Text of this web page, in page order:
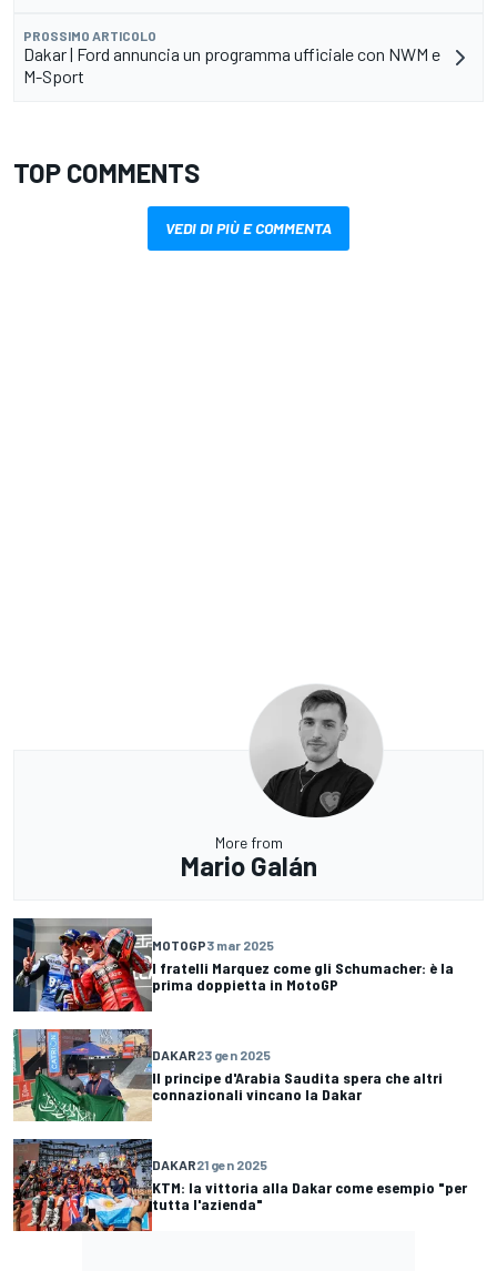
PROSSIMO ARTICOLO
Dakar | Ford annuncia un programma ufficiale con NWM e
M-Sport
TOP COMMENTS
VEDI DI PIÙ E COMMENTA
More from
Mario Galán
MOTOGP3 mar 2025
I fratelli Marquez come gli Schumacher: è la
prima doppietta in MotoGP
DAKAR23 gen 2025
Il principe d'Arabia Saudita spera che altri
connazionali vincano la Dakar
DAKAR21 gen 2025
KTM: la vittoria alla Dakar come esempio "per
tutta l'azienda"